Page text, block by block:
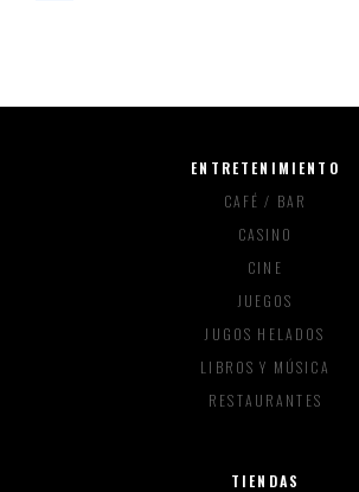
ENTRETENIMIENTO
CAFÉ / BAR
CASINO
CINE
JUEGOS
JUGOS HELADOS
LIBROS Y MÚSICA
RESTAURANTES
TIENDAS